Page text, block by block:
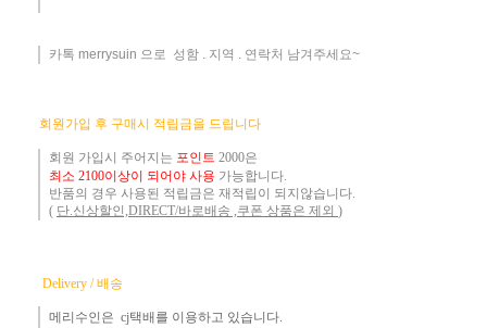
카톡 merrysuin 으로 성함 . 지역 . 연락처 남겨주세요~
회원가입 후 구매시 적립금을 드립니다
회원 가입시 주어지는 포인트 2000은
최소 2100이상이 되어야 사용 가능합니다.
반품의 경우 사용된 적립금은 재적립이 되지않습니다.
( 단.신상할인,DIRECT/바로배송 ,쿠폰 상품은 제외 )
Delivery / 배송
메리수인은 cj택배를 이용하고 있습니다.